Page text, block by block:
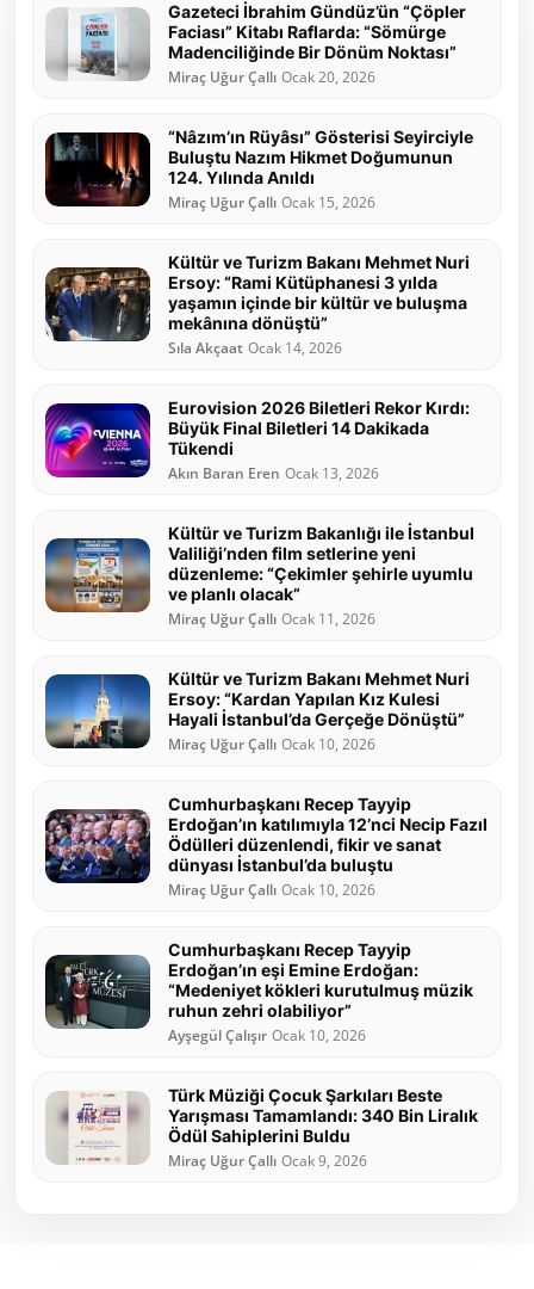
Gazeteci İbrahim Gündüz’ün “Çöpler
Faciası” Kitabı Raflarda: “Sömürge
Madenciliğinde Bir Dönüm Noktası”
Miraç Uğur Çallı Ocak 20, 2026
“Nâzım’ın Rüyâsı” Gösterisi Seyirciyle
Buluştu Nazım Hikmet Doğumunun
124. Yılında Anıldı
Miraç Uğur Çallı Ocak 15, 2026
Kültür ve Turizm Bakanı Mehmet Nuri
Ersoy: “Rami Kütüphanesi 3 yılda
yaşamın içinde bir kültür ve buluşma
mekânına dönüştü”
Sıla Akçaat Ocak 14, 2026
Eurovision 2026 Biletleri Rekor Kırdı:
Büyük Final Biletleri 14 Dakikada
Tükendi
Akın Baran Eren Ocak 13, 2026
Kültür ve Turizm Bakanlığı ile İstanbul
Valiliği’nden film setlerine yeni
düzenleme: “Çekimler şehirle uyumlu
ve planlı olacak”
Miraç Uğur Çallı Ocak 11, 2026
Kültür ve Turizm Bakanı Mehmet Nuri
Ersoy: “Kardan Yapılan Kız Kulesi
Hayali İstanbul’da Gerçeğe Dönüştü”
Miraç Uğur Çallı Ocak 10, 2026
Cumhurbaşkanı Recep Tayyip
Erdoğan’ın katılımıyla 12’nci Necip Fazıl
Ödülleri düzenlendi, fikir ve sanat
dünyası İstanbul’da buluştu
Miraç Uğur Çallı Ocak 10, 2026
Cumhurbaşkanı Recep Tayyip
Erdoğan’ın eşi Emine Erdoğan:
“Medeniyet kökleri kurutulmuş müzik
ruhun zehri olabiliyor”
Ayşegül Çalışır Ocak 10, 2026
Türk Müziği Çocuk Şarkıları Beste
Yarışması Tamamlandı: 340 Bin Liralık
Ödül Sahiplerini Buldu
Miraç Uğur Çallı Ocak 9, 2026